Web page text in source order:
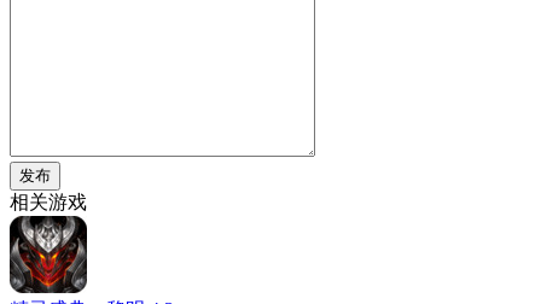
发布
相关游戏